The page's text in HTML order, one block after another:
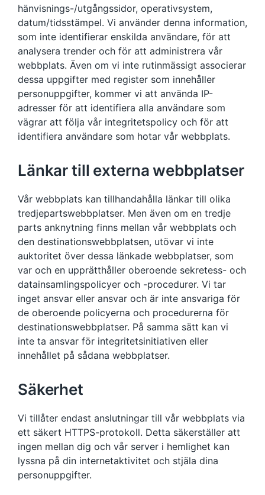
hänvisnings-/utgångssidor, operativsystem,
datum/tidsstämpel. Vi använder denna information,
som inte identifierar enskilda användare, för att
analysera trender och för att administrera vår
webbplats. Även om vi inte rutinmässigt associerar
dessa uppgifter med register som innehåller
personuppgifter, kommer vi att använda IP-
adresser för att identifiera alla användare som
vägrar att följa vår integritetspolicy och för att
identifiera användare som hotar vår webbplats.
Länkar till externa webbplatser
Vår webbplats kan tillhandahålla länkar till olika
tredjepartswebbplatser. Men även om en tredje
parts anknytning finns mellan vår webbplats och
den destinationswebbplatsen, utövar vi inte
auktoritet över dessa länkade webbplatser, som
var och en upprätthåller oberoende sekretess- och
datainsamlingspolicyer och -procedurer. Vi tar
inget ansvar eller ansvar och är inte ansvariga för
de oberoende policyerna och procedurerna för
destinationswebbplatser. På samma sätt kan vi
inte ta ansvar för integritetsinitiativen eller
innehållet på sådana webbplatser.
Säkerhet
Vi tillåter endast anslutningar till vår webbplats via
ett säkert HTTPS-protokoll. Detta säkerställer att
ingen mellan dig och vår server i hemlighet kan
lyssna på din internetaktivitet och stjäla dina
personuppgifter.